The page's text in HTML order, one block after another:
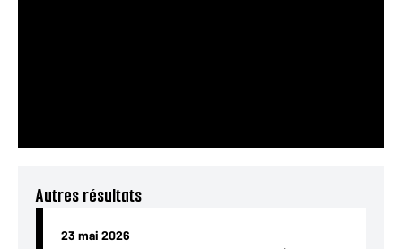
Autres résultats
23 mai 2026